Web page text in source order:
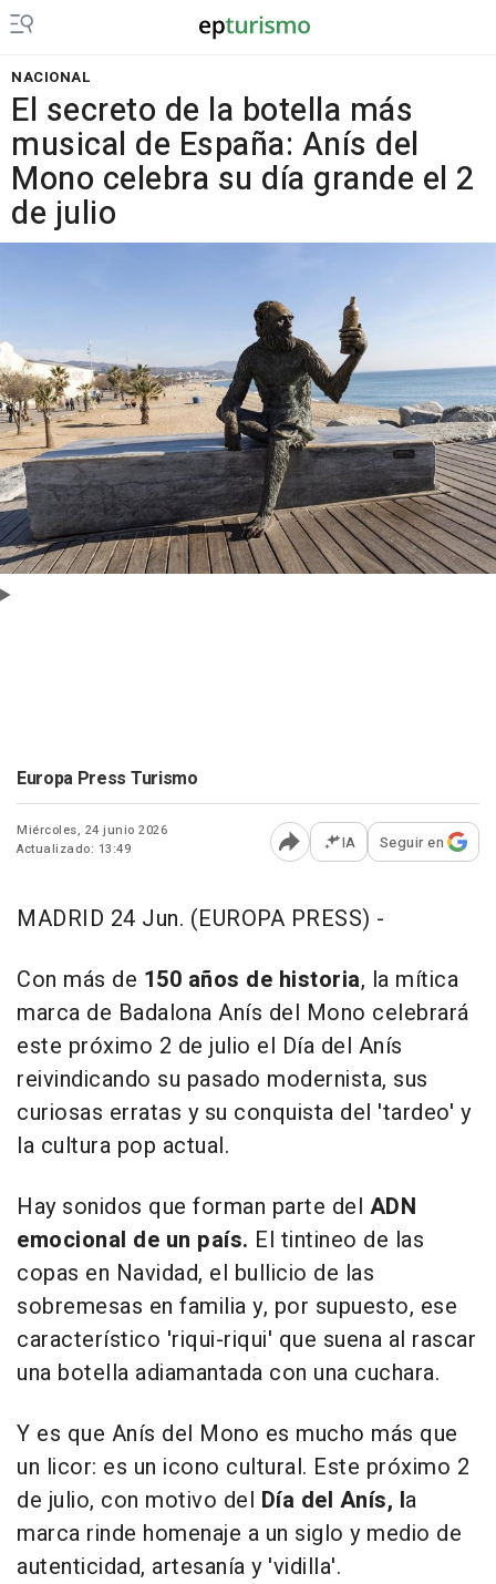
NACIONAL
El secreto de la botella más
musical de España: Anís del
Mono celebra su día grande el 2
de julio
Europa Press Turismo
Miércoles, 24 junio 2026
Actualizado: 13:49
Abrir opciones para
IA Seguir en
MADRID 24 Jun. (EUROPA PRESS) -
Con más de 150 años de historia, la mítica
marca de Badalona Anís del Mono celebrará
este próximo 2 de julio el Día del Anís
reivindicando su pasado modernista, sus
curiosas erratas y su conquista del 'tardeo' y
la cultura pop actual.
Hay sonidos que forman parte del ADN
emocional de un país. El tintineo de las
copas en Navidad, el bullicio de las
sobremesas en familia y, por supuesto, ese
característico 'riqui-riqui' que suena al rascar
una botella adiamantada con una cuchara.
Y es que Anís del Mono es mucho más que
un licor: es un icono cultural. Este próximo 2
de julio, con motivo del Día del Anís, la
marca rinde homenaje a un siglo y medio de
autenticidad, artesanía y 'vidilla'.